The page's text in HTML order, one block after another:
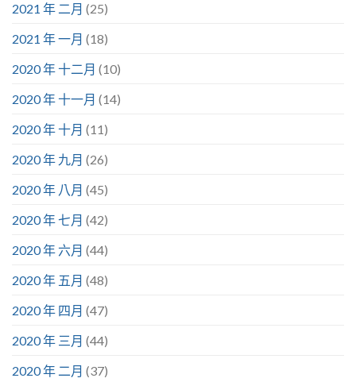
2021 年 二月 (25)
2021 年 一月 (18)
2020 年 十二月 (10)
2020 年 十一月 (14)
2020 年 十月 (11)
2020 年 九月 (26)
2020 年 八月 (45)
2020 年 七月 (42)
2020 年 六月 (44)
2020 年 五月 (48)
2020 年 四月 (47)
2020 年 三月 (44)
2020 年 二月 (37)